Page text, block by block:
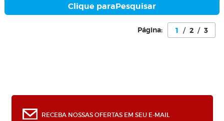
Clique paraPesquisar
Página: 1 / 2 / 3
RECEBA NOSSAS OFERTAS EM SEU E-MAIL
0